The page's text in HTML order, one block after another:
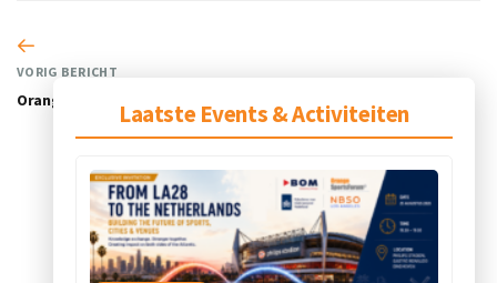
Laatste Events & Activiteiten
VORIG BERICHT
Orange Sports Hub Lausanne